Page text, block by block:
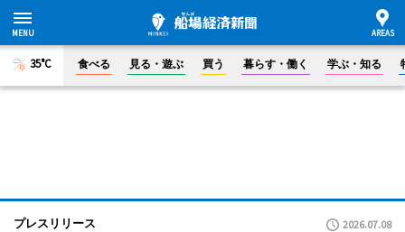
35°C 食べる 見る・遊ぶ 買う 暮らす・働く 学ぶ・知る
プレスリリース 2026.07.08